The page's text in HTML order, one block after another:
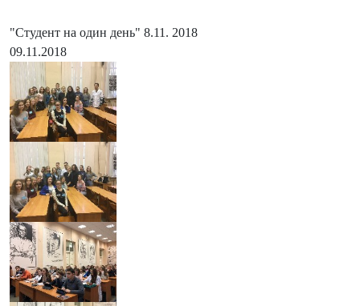
"Студент на один день" 8.11. 2018
09.11.2018